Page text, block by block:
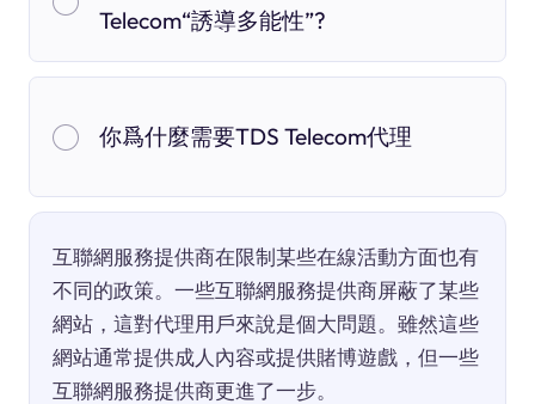
Telecom“誘導多能性”?
你爲什麼需要TDS Telecom代理
互聯網服務提供商在限制某些在線活動方面也有
不同的政策。一些互聯網服務提供商屏蔽了某些
網站，這對代理用戶來說是個大問題。雖然這些
網站通常提供成人內容或提供賭博遊戲，但一些
互聯網服務提供商更進了一步。